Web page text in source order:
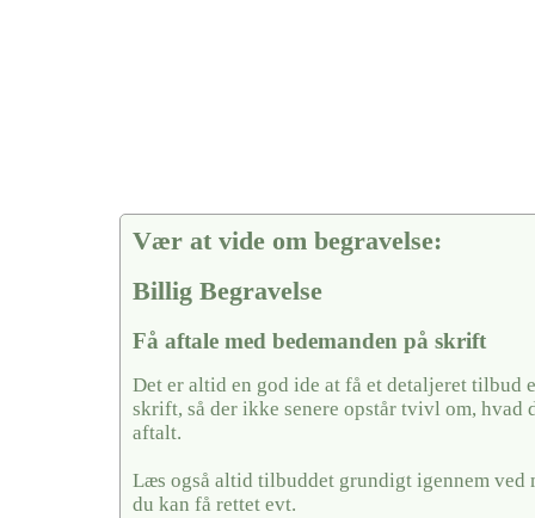
Vær at vide om begravelse:
Billig Begravelse
Få aftale med bedemanden på skrift
Det er altid en god ide at få et detaljeret tilbud
skrift, så der ikke senere opstår tvivl om, hvad
aftalt.
Læs også altid tilbuddet grundigt igennem ved
du kan få rettet evt.